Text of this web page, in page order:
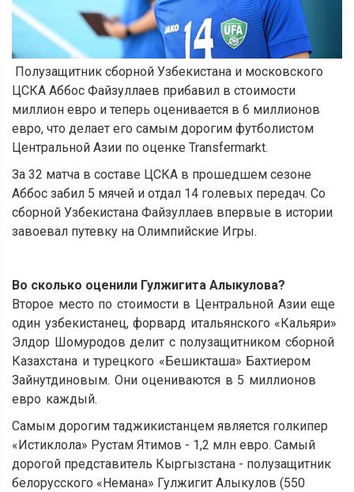
Полузащитник сборной Узбекистана и московского
ЦСКА Аббос Файзуллаев прибавил в стоимости
миллион евро и теперь оценивается в 6 миллионов
евро, что делает его самым дорогим футболистом
Центральной Азии по оценке Transfermarkt.
За 32 матча в составе ЦСКА в прошедшем сезоне
Аббос забил 5 мячей и отдал 14 голевых передач. Со
сборной Узбекистана Файзуллаев впервые в истории
завоевал путевку на Олимпийские Игры.
Во сколько оценили Гулжигита Алыкулова?
Второе место по стоимости в Центральной Азии еще
один узбекистанец, форвард итальянского «Кальяри»
Элдор Шомуродов делит с полузащитником сборной
Казахстана и турецкого «Бешикташа» Бахтиером
Зайнутдиновым. Они оцениваются в 5 миллионов
евро каждый.
Самым дорогим таджикистанцем является голкипер
«Истиклола» Рустам Ятимов - 1,2 млн евро. Самый
дорогой представитель Кыргызстана - полузащитник
белорусского «Немана» Гулжигит Алыкулов (550